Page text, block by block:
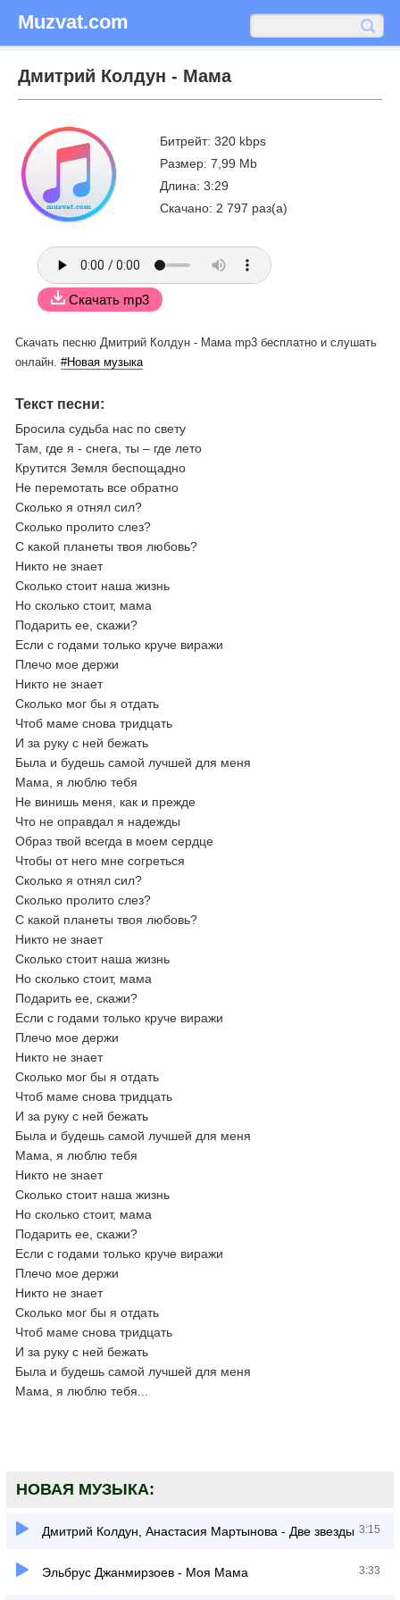
Muzvat.com
Дмитрий Колдун - Мама
Битрейт: 320 kbps
Размер: 7,99 Mb
Длина: 3:29
Скачано: 2 797 раз(а)
Скачать mp3
Скачать песню Дмитрий Колдун - Мама mp3 бесплатно и слушать
онлайн. #Новая музыка
Текст песни:
Бросила судьба нас по свету
Там, где я - снега, ты – где лето
Крутится Земля беспощадно
Не перемотать все обратно
Сколько я отнял сил?
Сколько пролито слез?
С какой планеты твоя любовь?
Никто не знает
Сколько стоит наша жизнь
Но сколько стоит, мама
Подарить ее, скажи?
Если с годами только круче виражи
Плечо мое держи
Никто не знает
Сколько мог бы я отдать
Чтоб маме снова тридцать
И за руку с ней бежать
Была и будешь самой лучшей для меня
Мама, я люблю тебя
Не винишь меня, как и прежде
Что не оправдал я надежды
Образ твой всегда в моем сердце
Чтобы от него мне согреться
Сколько я отнял сил?
Сколько пролито слез?
С какой планеты твоя любовь?
Никто не знает
Сколько стоит наша жизнь
Но сколько стоит, мама
Подарить ее, скажи?
Если с годами только круче виражи
Плечо мое держи
Никто не знает
Сколько мог бы я отдать
Чтоб маме снова тридцать
И за руку с ней бежать
Была и будешь самой лучшей для меня
Мама, я люблю тебя
Никто не знает
Сколько стоит наша жизнь
Но сколько стоит, мама
Подарить ее, скажи?
Если с годами только круче виражи
Плечо мое держи
Никто не знает
Сколько мог бы я отдать
Чтоб маме снова тридцать
И за руку с ней бежать
Была и будешь самой лучшей для меня
Мама, я люблю тебя...
НОВАЯ МУЗЫКА:
Дмитрий Колдун, Анастасия Мартынова - Две звезды 3:15
Эльбрус Джанмирзоев - Моя Мама 3:33